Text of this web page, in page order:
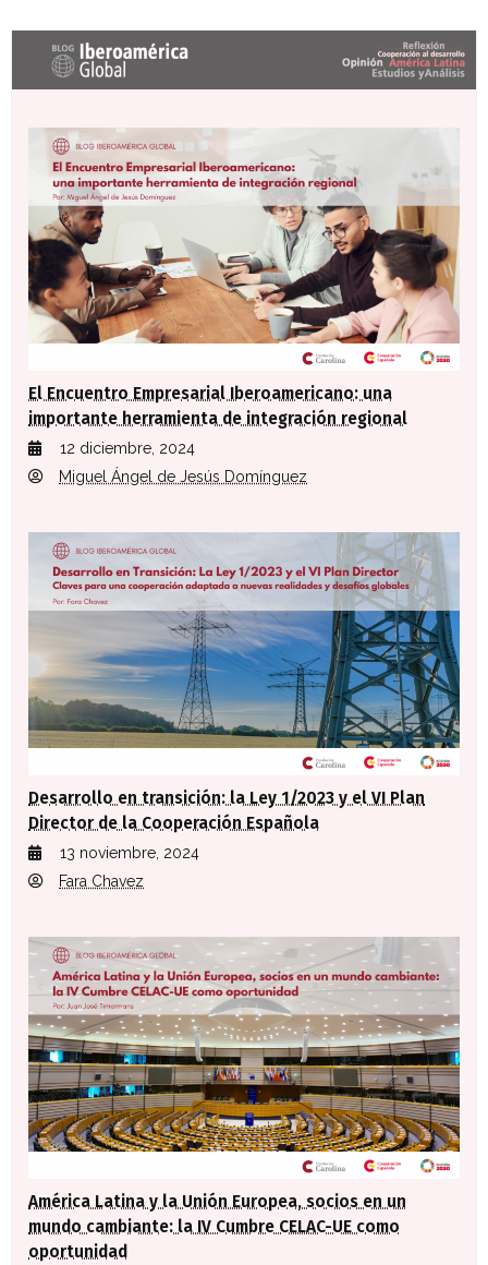
Últimas entradas Blog Iberoamérica global
El Encuentro Empresarial Iberoamericano: una
importante herramienta de integración regional
12 diciembre, 2024
Miguel Ángel de Jesús Domínguez
Desarrollo en transición: la Ley 1/2023 y el VI Plan
Director de la Cooperación Española
13 noviembre, 2024
Fara Chavez
América Latina y la Unión Europea, socios en un
mundo cambiante: la IV Cumbre CELAC-UE como
oportunidad